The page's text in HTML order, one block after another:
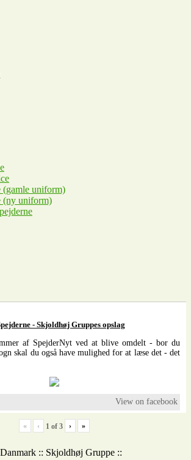
uniform)
uniform)
- Skjoldhøj Gruppes opslag
af SpejderNyt ved at blive omdelt - bor du
skal du også have mulighed for at læse det - det
View on facebook
« ‹ 1 of 3 › »
:: Skjoldhøj Gruppe ::